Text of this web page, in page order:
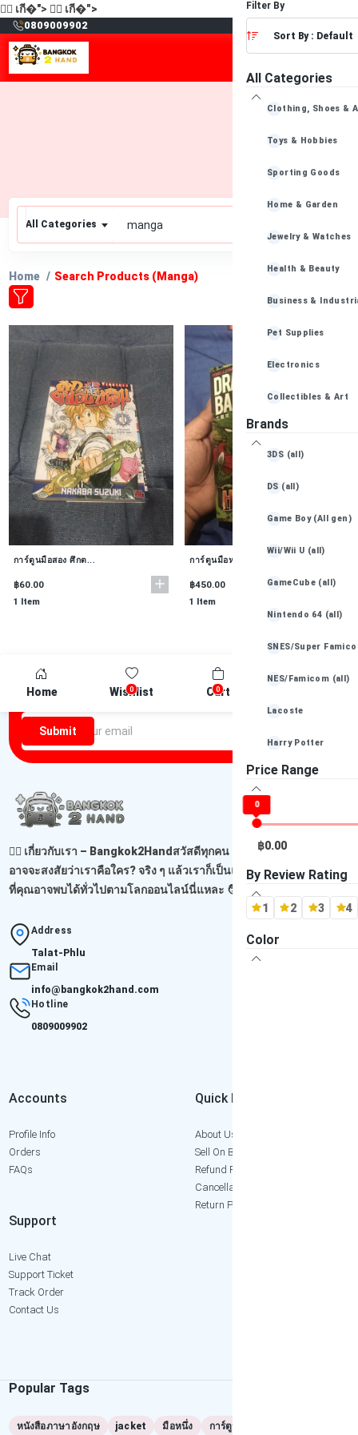
🙋‍♂️ เกี�"> 🙋‍♂️ เกี�">
0809009902
All Categories
Home Search Products (manga)
Filter By
Sort By : Default
All Categories
Clothing, Shoes &
Toys & Hobbies
Sporting Goods
Home & Garden
Jewelry & Watches
Health & Beauty
Business &
Pet Supplies
Electronics
Collectibles & Art
Books, Movies &
Baby Essentials
Brands
3DS (all)
DS (all)
Game Boy (All gen)
Wii/Wii U (all)
GameCube (all)
Nintendo 64 (all)
SNES/Super
NES/Famicom (all)
Lacoste
Harry Potter
Louis Vuitton
Playstation (PS3)
Playstation (PS2)
Playstation (PS1)
-- ไม่ระบุ Brand --
Price Range
0
฿0.00
By Review Rating
1 2 3 4
Color
การ์ตูนมือสอง ศึกต...
฿60.00
1 Item
การ์ตูนมือหนึ่งนำเ...
฿450.00
1 Item
Home 0
Wishlist 0
Cart
Newsletter
Submit
🙋‍♂️ เกี่ยวกับเรา – Bangkok2Handสวัสดีทุกคน เจอกันอีกแล้วนะ! 😊คุณ
อาจจะสงสัยว่าเราคือใคร? จริง ๆ แล้วเราก็เป็นแค่ผู้ขายธรรมดาคนหนึ่ง
ที่คุณอาจพบได้ทั่วไปตามโลกออนไลน์นี่แหละ 🧑‍...
Read more
Address
Talat-Phlu
Email
info@bangkok2hand.com
Hotline
0809009902
Accounts
Profile Info
Orders
FAQs
Quick Links
About Us
Sell On Bangkok2Hand
Refund Policy
Cancellation Policy
Return Policy
Support
Live Chat
Support Ticket
Track Order
Contact Us
Popular Tags
หนังสือภาษาอังกฤษ jacket มือหนึ่ง การ์ตูนมือสอง